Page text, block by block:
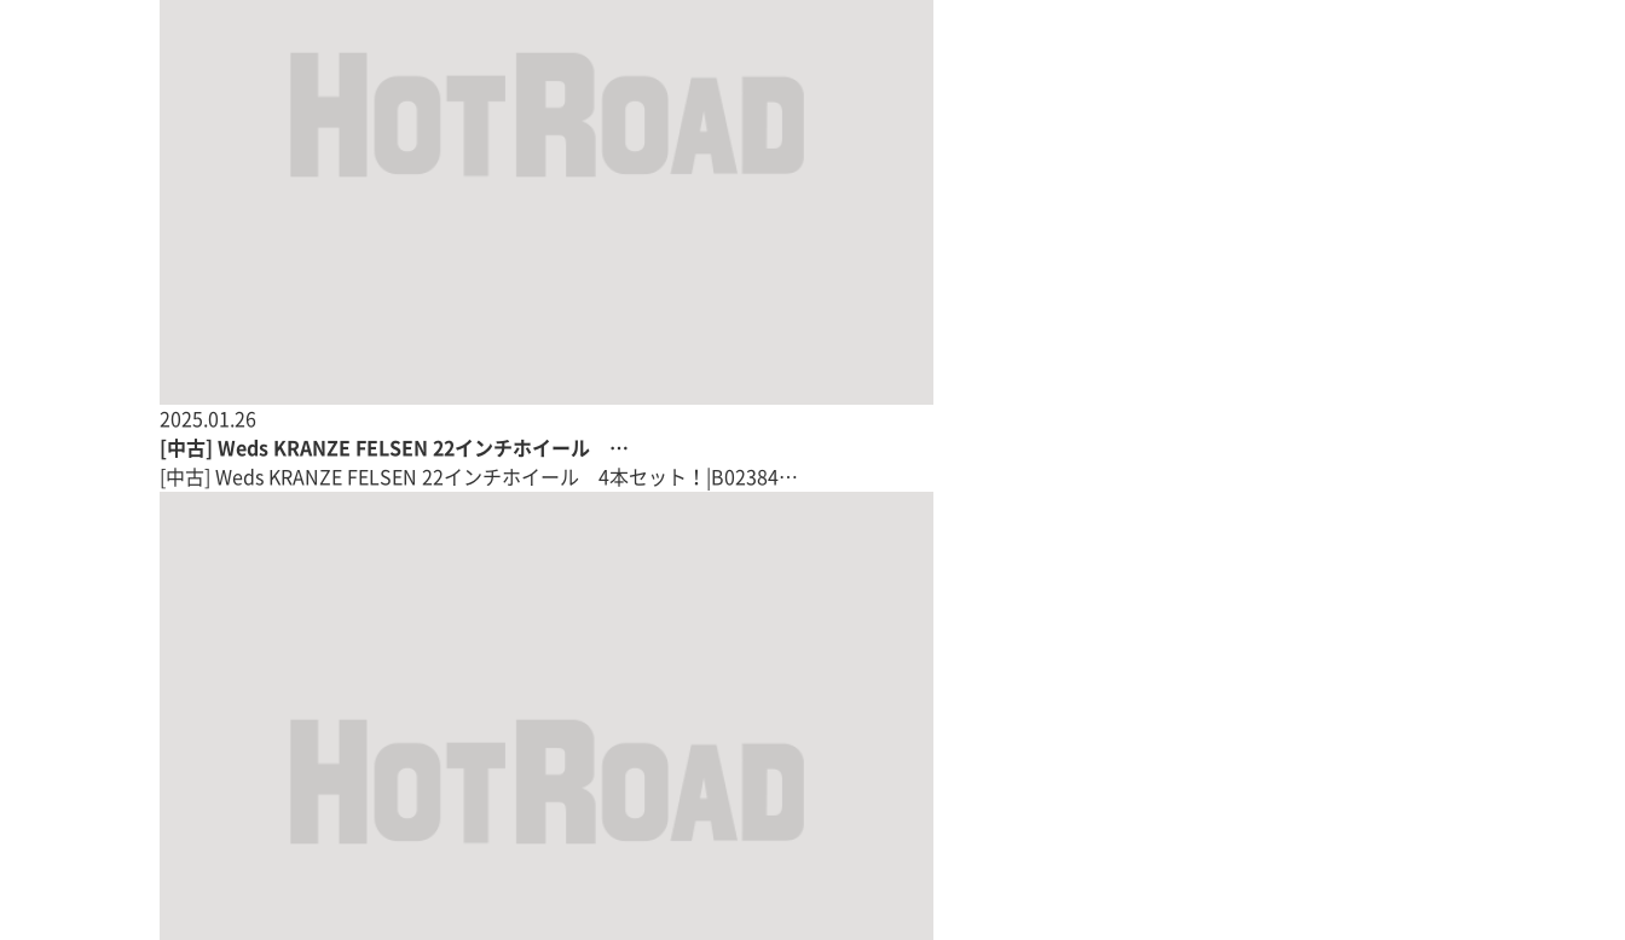
2025.01.26
[中古] Weds KRANZE FELSEN 22インチホイール …
[中古] Weds KRANZE FELSEN 22インチホイール 4本セット！|B02384…